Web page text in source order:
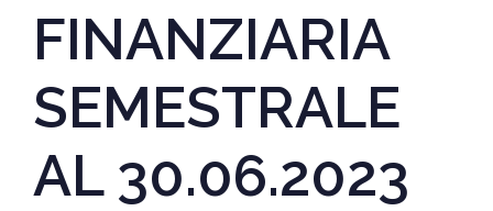
FINANZIARIA
SEMESTRALE
AL 30.06.2023